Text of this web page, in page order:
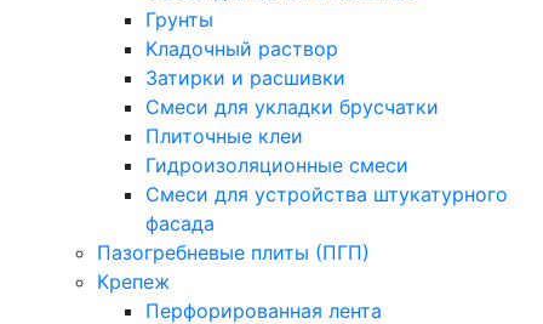
Грунты
Кладочный раствор
Затирки и расшивки
Смеси для укладки брусчатки
Плиточные клеи
Гидроизоляционные смеси
Смеси для устройства штукатурного
фасада
Пазогребневые плиты (ПГП)
Крепеж
Перфорированная лента